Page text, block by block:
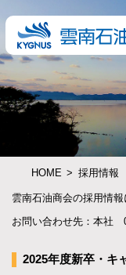
HOME 採用情報
雲南石油商会の採用情報
お問い合わせ先：本社
2025年度新卒・キ